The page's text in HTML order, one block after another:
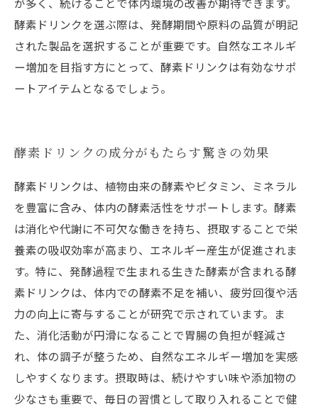
酵素ドリンクを選ぶ際は、発酵期間や原料の品質が明記
された製品を選択することが重要です。自然なエネルギ
ー増加を目指す方にとって、酵素ドリンクは有効なサポ
ートアイテムとなるでしょう。
酵素ドリンクの成分がもたらす驚きの効果
酵素ドリンクは、植物由来の酵素やビタミン、ミネラル
を豊富に含み、体内の酵素活性をサポートします。酵素
は消化や代謝に不可欠な働きを持ち、摂取することで栄
養素の吸収効率が高まり、エネルギー産生が促進されま
す。特に、発酵過程で生まれる生きた酵素が含まれる酵
素ドリンクは、体内での酵素不足を補い、疲労回復や活
力の向上に寄与することが研究で示されています。ま
た、消化活動が円滑になることで胃腸の負担が軽減さ
れ、体の調子が整うため、自然なエネルギー増加を実感
しやすくなります。摂取時は、続けやすい味や添加物の
少なさも重要で、毎日の習慣として取り入れることで健